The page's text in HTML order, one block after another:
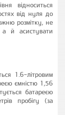
відноситься
від нуля до
розмітку, не
а й асистувати
1.6-літровим
ємністю 1,56
батареєю
пробігу (за